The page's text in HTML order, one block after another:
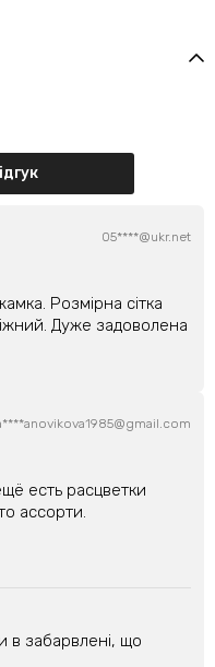
05****@ukr.net
Розмірна сітка
Дуже задоволена
есть расцветки
ассорти.
в забарвлені, що